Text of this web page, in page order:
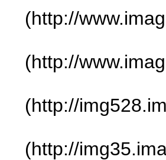
(http://
(http://
(http://
(http://